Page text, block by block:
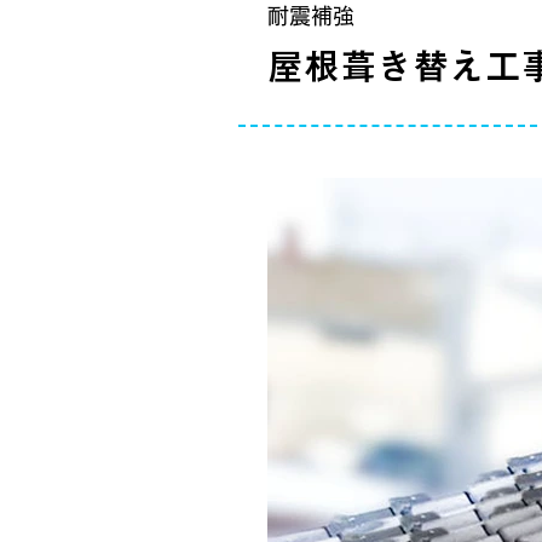
耐震補強
屋根葺き替え工